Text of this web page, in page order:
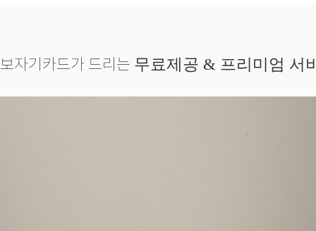
보자기카드가 드리는 무료제공 & 프리미엄 서